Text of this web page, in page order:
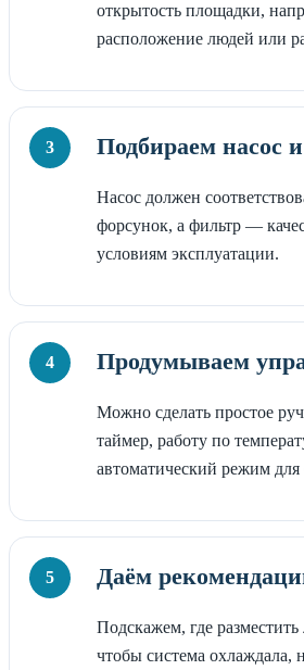
открытость площадки,
расположение людей или
Подбираем насос
Насос должен
форсунок, а фильтр —
условиям эксплуатации.
Продумываем
Можно сделать простое
таймер, работу по
автоматический режим для
Даём
Подскажем, где
чтобы система охлаждала,